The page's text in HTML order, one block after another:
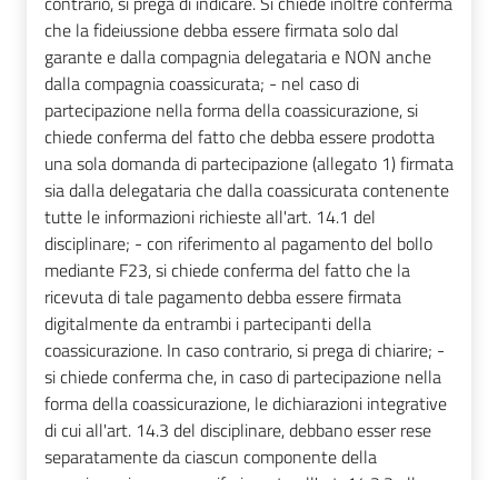
che la fideiussione debba essere firmata solo dal
garante e dalla compagnia delegataria e NON anche
dalla compagnia coassicurata; - nel caso di
partecipazione nella forma della coassicurazione, si
chiede conferma del fatto che debba essere prodotta
una sola domanda di partecipazione (allegato 1) firmata
sia dalla delegataria che dalla coassicurata contenente
tutte le informazioni richieste all'art. 14.1 del
disciplinare; - con riferimento al pagamento del bollo
mediante F23, si chiede conferma del fatto che la
ricevuta di tale pagamento debba essere firmata
digitalmente da entrambi i partecipanti della
coassicurazione. In caso contrario, si prega di chiarire; -
si chiede conferma che, in caso di partecipazione nella
forma della coassicurazione, le dichiarazioni integrative
di cui all'art. 14.3 del disciplinare, debbano esser rese
separatamente da ciascun componente della